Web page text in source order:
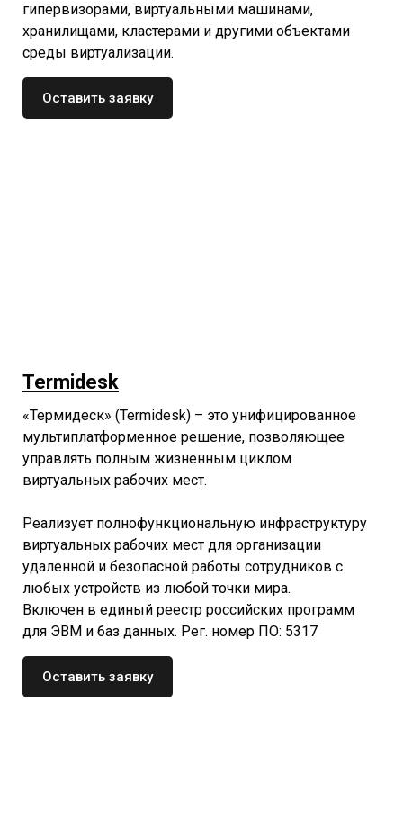
гипервизорами, виртуальными машинами,
хранилищами, кластерами и другими объектами
среды виртуализации.
Оставить заявку
Termidesk
«Термидеск» (Termidesk) – это унифицированное
мультиплатформенное решение, позволяющее
управлять полным жизненным циклом
виртуальных рабочих мест.
Реализует полнофункциональную инфраструктуру
виртуальных рабочих мест для организации
удаленной и безопасной работы сотрудников с
любых устройств из любой точки мира.
Включен в единый реестр российских программ
для ЭВМ и баз данных. Рег. номер ПО: 5317
Оставить заявку